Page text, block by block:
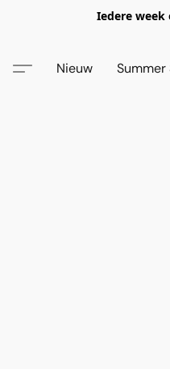
Iedere week
Nieuw Summer